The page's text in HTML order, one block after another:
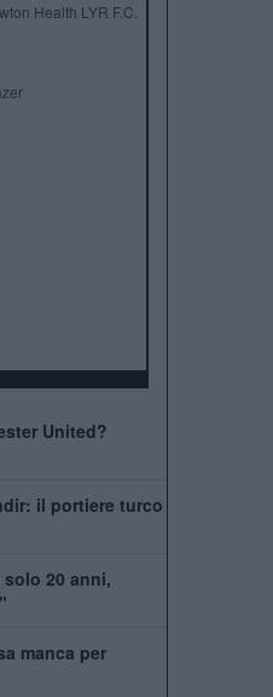
Health LYR F.C.
United?
il portiere turco
20 anni,
manca per